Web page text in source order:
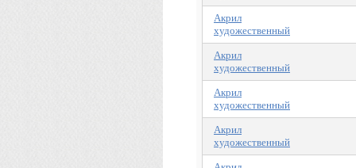
Акрил
художественный
Акрил
художественный
Акрил
художественный
Акрил
художественный